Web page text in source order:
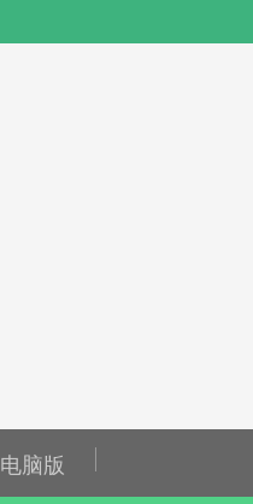
电脑版